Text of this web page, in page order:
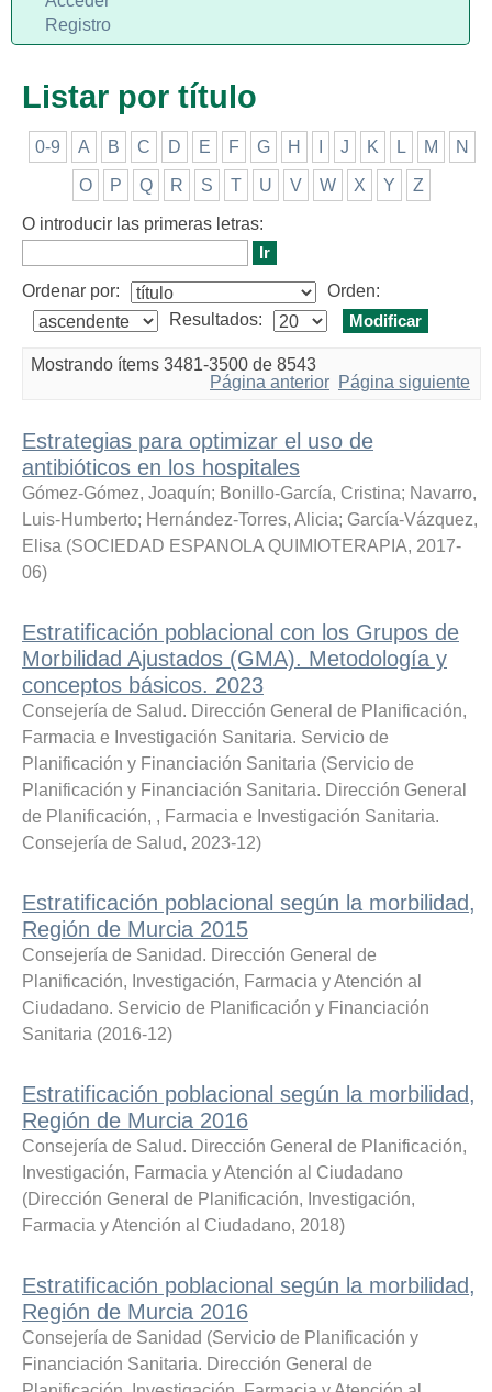
Listar por título
0-9 A B C D E F G H J K L M N
O P Q R S T U V W X Y Z
O introducir las primeras letras:
Ordenar por:
Orden:
Resultados:
Mostrando ítems 3481-3500 de 8543
Página anterior Página siguiente
Estrategias para optimizar el uso de
antibióticos en los hospitales
Gómez-Gómez, Joaquín; Bonillo-García, Cristina; Navarro,
Luis-Humberto; Hernández-Torres, Alicia; García-Vázquez,
Elisa (SOCIEDAD ESPANOLA QUIMIOTERAPIA, 2017-
06)
Estratificación poblacional con los Grupos de
Morbilidad Ajustados (GMA). Metodología y
conceptos básicos. 2023
Consejería de Salud. Dirección General de Planificación,
Farmacia e Investigación Sanitaria. Servicio de
Planificación y Financiación Sanitaria (Servicio de
Planificación y Financiación Sanitaria. Dirección General
de Planificación, , Farmacia e Investigación Sanitaria.
Consejería de Salud, 2023-12)
Estratificación poblacional según la morbilidad,
Región de Murcia 2015
Consejería de Sanidad. Dirección General de
Planificación, Investigación, Farmacia y Atención al
Ciudadano. Servicio de Planificación y Financiación
Sanitaria (2016-12)
Estratificación poblacional según la morbilidad,
Región de Murcia 2016
Consejería de Salud. Dirección General de Planificación,
Investigación, Farmacia y Atención al Ciudadano
(Dirección General de Planificación, Investigación,
Farmacia y Atención al Ciudadano, 2018)
Estratificación poblacional según la morbilidad,
Región de Murcia 2016
Consejería de Sanidad (Servicio de Planificación y
Financiación Sanitaria. Dirección General de
Registro